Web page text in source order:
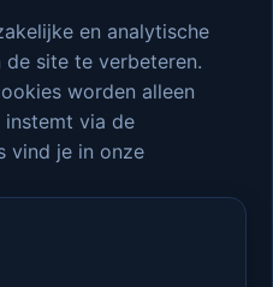
en analytische
site te verbeteren.
worden alleen
instemt via de
vind je in onze